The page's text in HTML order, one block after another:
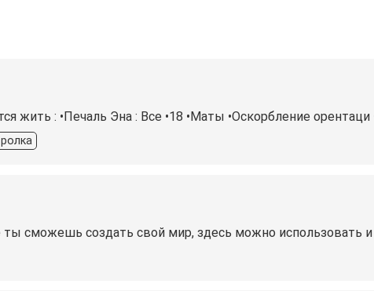
жить : •Печаль Эна : Все •18 •Маты •Оскорбление
ролка
сможешь создать свой мир, здесь можно использовать и